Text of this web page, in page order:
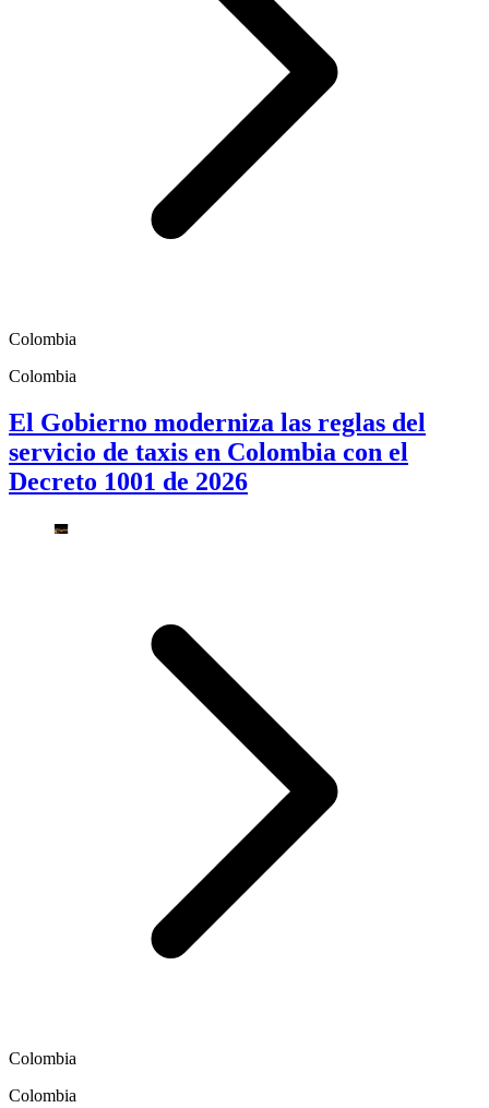
Colombia
Colombia
El Gobierno moderniza las reglas del
servicio de taxis en Colombia con el
Decreto 1001 de 2026
Colombia
Colombia